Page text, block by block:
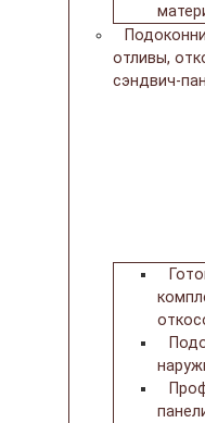
отливы,
сэндвич-